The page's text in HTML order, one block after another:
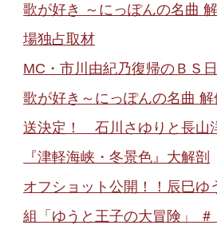
歌が好き ～にっぽんの名曲
場独占取材
MC・市川由紀乃復帰のＢＳ
歌が好き～にっぽんの名曲
送決定！ 石川さゆりと長山
『津軽海峡・冬景色』大解剖
オフショット公開！！辰巳ゆ
組「ゆうと王子の大冒険」